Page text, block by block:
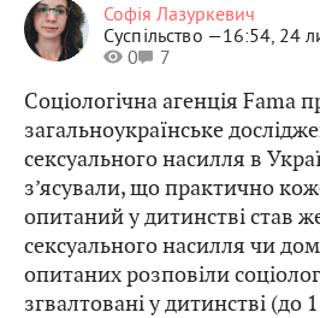
Софія Лазуркевич
Суспільство —16:54, 24
0
7
Соціологічна агенція Fama
загальноукраїнське
сексуального насилля в
з’ясували, що практично
опитаний у дитинстві став
сексуального насилля чи
опитаних розповіли
згвалтовані у дитинстві (до